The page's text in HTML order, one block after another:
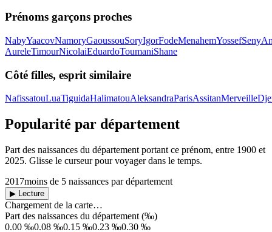
Prénoms garçons proches
NabyYaacovNamoryGaoussouSoryIgorFodeMenahemYossefSeny
AureleTimourNicolaiEduardoToumaniShane
Côté filles, esprit similaire
NafissatouLuaTiguidaHalimatouAleksandraParisAssitanMerveille
Popularité par département
Part des naissances du département portant ce prénom, entre 1900 et
2025. Glisse le curseur pour voyager dans le temps.
2017moins de 5 naissances par département
▶ Lecture
Chargement de la carte…
Part des naissances du département (‰)
0.00 ‰0.08 ‰0.15 ‰0.23 ‰0.30 ‰